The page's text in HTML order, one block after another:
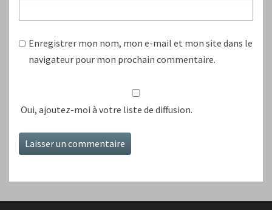
Enregistrer mon nom, mon e-mail et mon site dans le
navigateur pour mon prochain commentaire.
Oui, ajoutez-moi à votre liste de diffusion.